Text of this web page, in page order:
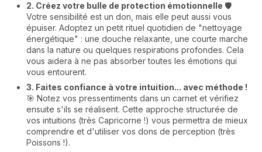
2. Créez votre bulle de protection émotionnelle 🛡️
Votre sensibilité est un don, mais elle peut aussi vous
épuiser. Adoptez un petit rituel quotidien de "nettoyage
énergétique" : une douche relaxante, une courte marche
dans la nature ou quelques respirations profondes. Cela
vous aidera à ne pas absorber toutes les émotions qui
vous entourent.
3. Faites confiance à votre intuition... avec méthode !
🎯 Notez vos pressentiments dans un carnet et vérifiez
ensuite s'ils se réalisent. Cette approche structurée de
vos intuitions (très Capricorne !) vous permettra de mieux
comprendre et d'utiliser vos dons de perception (très
Poissons !).